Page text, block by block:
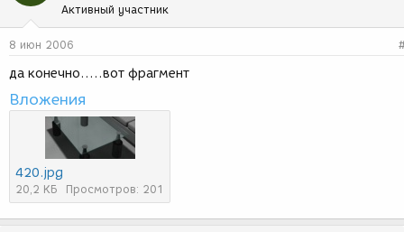
Активный участник
8 июн 2006
да конечно.....вот фрагмент
Вложения
420.jpg
20,2 КБ Просмотров: 201